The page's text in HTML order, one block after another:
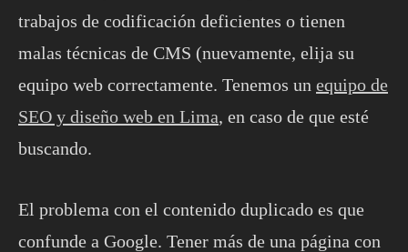
trabajos de codificación deficientes o tienen
malas técnicas de CMS (nuevamente, elija su
equipo web correctamente. Tenemos un equipo de
SEO y diseño web en Lima, en caso de que esté
buscando.
El problema con el contenido duplicado es que
confunde a Google. Tener más de una página con